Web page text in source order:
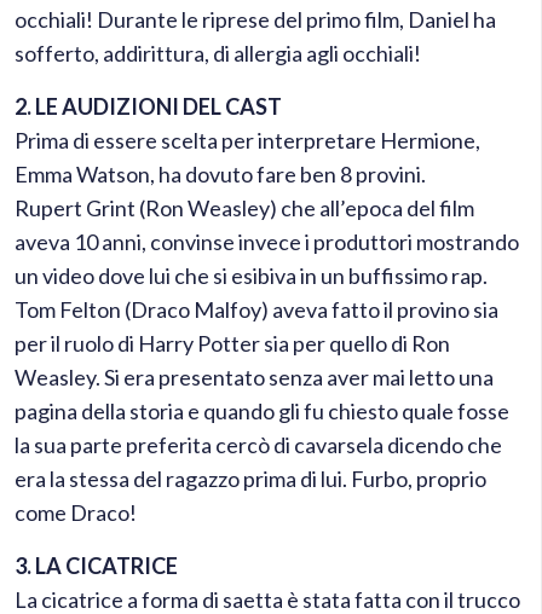
occhiali! Durante le riprese del primo film, Daniel ha
sofferto, addirittura, di allergia agli occhiali!
2. LE AUDIZIONI DEL CAST
Prima di essere scelta per interpretare Hermione,
Emma Watson, ha dovuto fare ben 8 provini.
Rupert Grint (Ron Weasley) che all’epoca del film
aveva 10 anni, convinse invece i produttori mostrando
un video dove lui che si esibiva in un buffissimo rap.
Tom Felton (Draco Malfoy) aveva fatto il provino sia
per il ruolo di Harry Potter sia per quello di Ron
Weasley. Si era presentato senza aver mai letto una
pagina della storia e quando gli fu chiesto quale fosse
la sua parte preferita cercò di cavarsela dicendo che
era la stessa del ragazzo prima di lui. Furbo, proprio
come Draco!
3. LA CICATRICE
La cicatrice a forma di saetta è stata fatta con il trucco